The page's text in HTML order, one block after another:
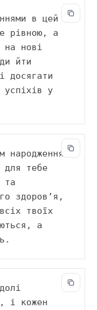
в цей
рівною, а
на нові
йти
досягати
у
народження!
для тебе
та
здоров’я,
твоїх
а
і кожен